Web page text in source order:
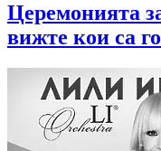
Церемонията
вижте кои са